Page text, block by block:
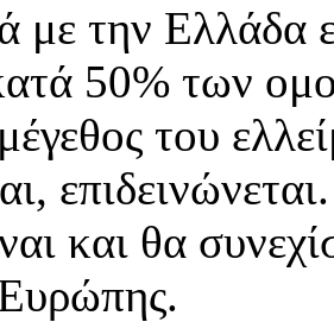
με την Ελλάδα
50% των
του
και θα